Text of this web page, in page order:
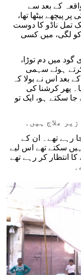
کے بعد سے
پیچھے بیٹھا تھا،
تمل ناڈو کا دوست
کو لگی، میں کسی
گود میں دم توڑا،
کرتے ہوئے سہمی
بعد اس نے بولا کہ
پھر کرشنا کی
سکتے ہو، ایک تو
علاج ہیں۔
رہے تھے۔ ان کے
سکتے تھے اس لیے
انتظار کر رہے تھے